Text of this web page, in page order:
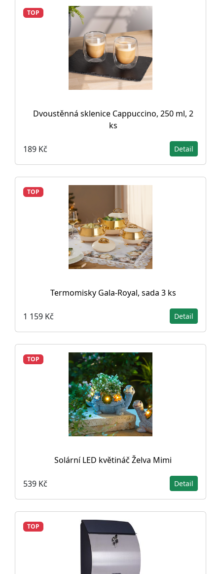
TOP
Dvoustěnná sklenice Cappuccino, 250 ml, 2
ks
189 Kč Detail
TOP
Termomisky Gala-Royal, sada 3 ks
1 159 Kč Detail
TOP
Solární LED květináč Želva Mimi
539 Kč Detail
TOP